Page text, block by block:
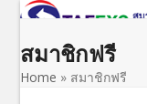
Skip
content
Open
mobile
menu
Close
mobile
menu
สมาชิกฟรี
Home » สมาชิกฟรี